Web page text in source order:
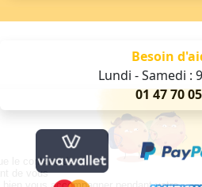
Besoin
Lundi - Samedi :
01 47 70